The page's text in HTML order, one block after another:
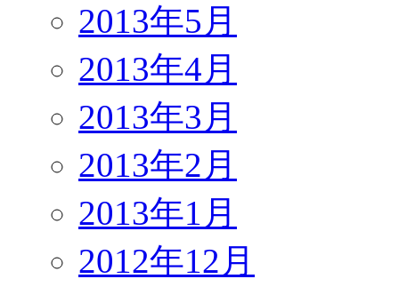
2013年5月
2013年4月
2013年3月
2013年2月
2013年1月
2012年12月